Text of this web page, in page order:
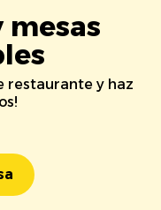
mesas
restaurante y haz